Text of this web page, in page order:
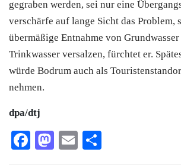
gegraben werden, sei nur eine
verschärfe auf lange Sicht das Problem,
übermäßige Entnahme von
Trinkwasser versalzen, fürchtet er.
würde Bodrum auch als
nehmen.
dpa/dtj
Facebook
Mastodon
Email